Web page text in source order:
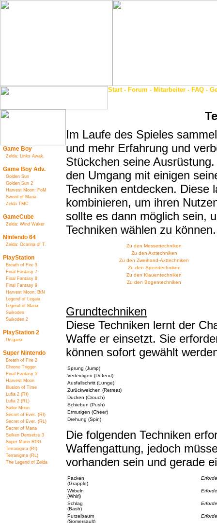
Start- Forum - Mitarbeiter - FAQ -
Game Boy
Zelda: Links Awak.
Game Boy Adv.
Golden Sun
Golden Sun 2
Harvest Moon: FoM
Sword of Mana
Zelda TMC
GameCube
Zelda: Wind Waker
Nintendo 64
Zelda: Ocarina of T.
PlayStation
Breath of Fire 3
Final Fantasy 7
Final Fantasy 8
Final Fantasy 9
Harvest Moon: BtN
Legend of Legaia
Legend of Mana
Suikoden
Suikoden 2
PlayStation 2
Disgaea
Super Nintendo
Breath of Fire 2
Chrono Trigger
Final Fantasy 5
Harvest Moon
Illusion of Time
Lufia 2 (RI)
Lufia 2 (RL)
Sailor Moon
Secret of Ever. (RI)
Secret of Ever. (RL)
Secret of Mana
Seiken Densetsu 3
Super Mario RPG
Terranigma (RI)
Terranigma (RL)
The Legend of Zelda
Im Laufe des Spieles
und mehr Erfahrung und
Stückchen seine
den Umgang mit einigen
Techniken entdecken. Diese
kombinieren, um ihren
sollte es dann möglich sein,
Techniken wählen zu können.
Zu den Messertechniken
Zu den Axttechniken
Zu den Zweihand-Axttechniken
Zu den Speertechniken
Zu den Klauentechniken
Zu den Bogentechniken
Grundtechniken
Diese Techniken lernt der
Waffe er einsetzt. Sie
können sofort gewählt
Sprung (Jump)
Verteidigen (Defend)
Ausfallschritt (Lunge)
Zurückweichen (Retreat)
Ducken (Crouch)
Schieben (Push)
Ermutigen (Cheer)
Drehung (Spin)
Die folgenden Techniken
Waffengattung, jedoch
vorhanden sein und gerade
Packen
(Grapple)
Wirbeln
(Whirl)
Schlag
(Bash)
Purzelbaum
(Somersault)